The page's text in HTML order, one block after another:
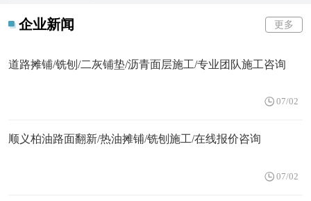
企业新闻 更多
道路摊铺/铣刨/二灰铺垫/沥青面层施工/专业团队施工咨询
07/02
顺义柏油路面翻新/热油摊铺/铣刨施工/在线报价咨询
07/02